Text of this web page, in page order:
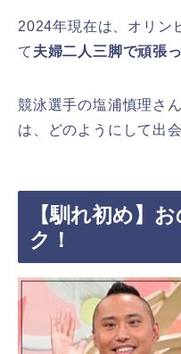
2024年現在は、オリン
て 夫婦二人三脚で頑張
競泳選手の塩浦慎理さ
は、どのようにして出
【馴れ初め】
ク！